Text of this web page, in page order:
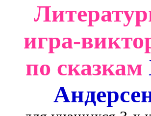
игра-
по сказкам